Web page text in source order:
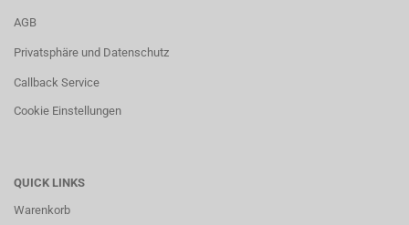
AGB
Privatsphäre und Datenschutz
Callback Service
Cookie Einstellungen
QUICK LINKS
Warenkorb